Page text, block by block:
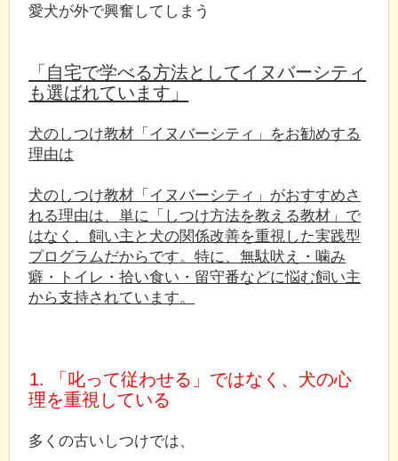
愛犬が外で興奮してしまう
「自宅で学べる方法としてイヌバーシティ
も選ばれています」
犬のしつけ教材「イヌバーシティ」をお勧めする
理由は
犬のしつけ教材「イヌバーシティ」がおすすめさ
れる理由は、単に「しつけ方法を教える教材」で
はなく、飼い主と犬の関係改善を重視した実践型
プログラムだからです。特に、無駄吠え・噛み
癖・トイレ・拾い食い・留守番などに悩む飼い主
から支持されています。
1. 「叱って従わせる」ではなく、犬の心
理を重視している
多くの古いしつけでは、